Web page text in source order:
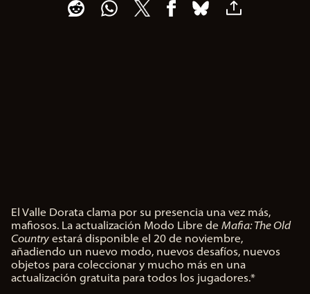
A
c
c
e
p
El Valle Dorata clama por su presencia una vez más,
mafiosos. La actualización Modo Libre de Mafia: The Old
Country estará disponible el 20 de noviembre,
añadiendo un nuevo modo, nuevos desafíos, nuevos
objetos para coleccionar y mucho más en una
actualización gratuita para todos los jugadores.*